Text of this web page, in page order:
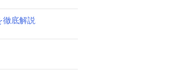
徹底解説